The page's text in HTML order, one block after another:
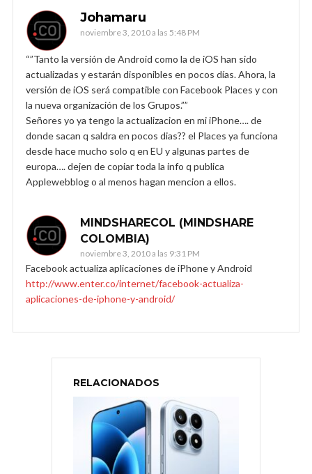
Johamaru
noviembre 3, 2010 a las 5:48 PM
“”Tanto la versión de Android como la de iOS han sido
actualizadas y estarán disponibles en pocos días. Ahora, la
versión de iOS será compatible con Facebook Places y con
la nueva organización de los Grupos.””
Señores yo ya tengo la actualizacion en mi iPhone…. de
donde sacan q saldra en pocos dias?? el Places ya funciona
desde hace mucho solo q en EU y algunas partes de
europa…. dejen de copiar toda la info q publica
Applewebblog o al menos hagan mencion a ellos.
MINDSHARECOL (MINDSHARE
COLOMBIA)
noviembre 3, 2010 a las 9:31 PM
Facebook actualiza aplicaciones de iPhone y Android
http://www.enter.co/internet/facebook-actualiza-
aplicaciones-de-iphone-y-android/
RELACIONADOS